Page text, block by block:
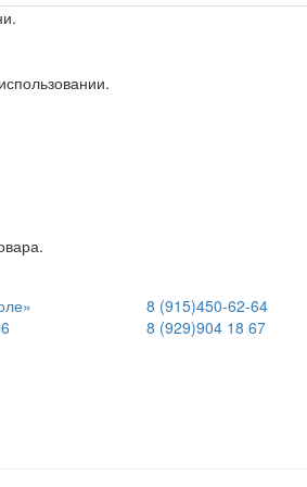
8 (915)450-62-64
8 (929)904 18 67